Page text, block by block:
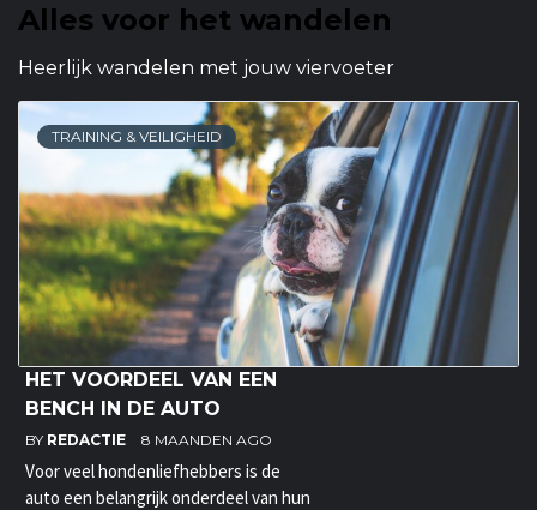
Alles voor het wandelen
Heerlijk wandelen met jouw viervoeter
TRAINING & VEILIGHEID
HET VOORDEEL VAN EEN
BENCH IN DE AUTO
BY REDACTIE 8 MAANDEN AGO
Voor veel hondenliefhebbers is de
auto een belangrijk onderdeel van hun